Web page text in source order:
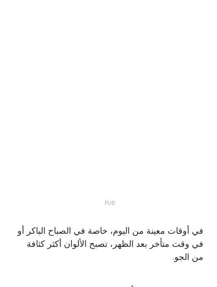
في أوقات معينة من اليوم، خاصة في الصباح الباكر أو
في وقت متأخر بعد الظهر، تصبح الألوان أكثر كثافة
من الجو.